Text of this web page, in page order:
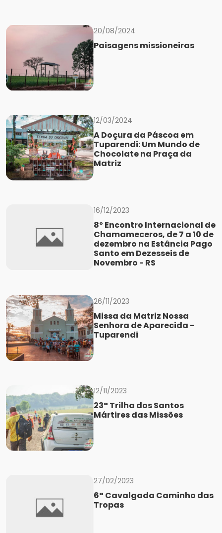
20/08/2024
Paisagens missioneiras
12/03/2024
A Doçura da Páscoa em
Tuparendi: Um Mundo de
Chocolate na Praça da
Matriz
16/12/2023
8º Encontro Internacional de
Chamameceros, de 7 a 10 de
dezembro na Estância Pago
Santo em Dezesseis de
Novembro - RS
26/11/2023
Missa da Matriz Nossa
Senhora de Aparecida -
Tuparendi
12/11/2023
23ª Trilha dos Santos
Mártires das Missões
27/02/2023
6ª Cavalgada Caminho das
Tropas